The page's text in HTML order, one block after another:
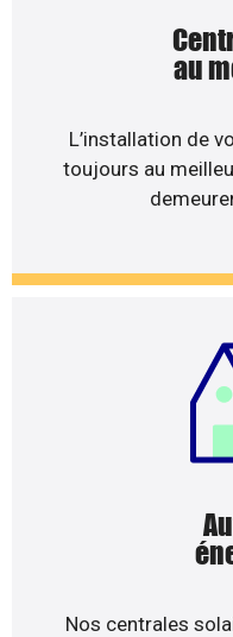
au
L’installation de
toujours au
Nos centrales